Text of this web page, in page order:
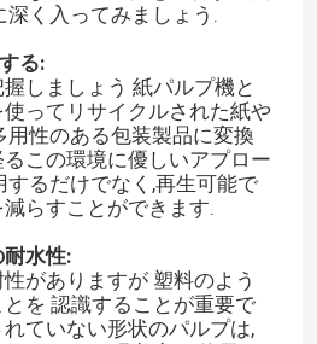
く入ってみましょう.
る:
しましょう 紙パルプ機と
ってリサイクルされた紙や
用性のある包装製品に変換
この環境に優しいアプロー
するだけでなく,再生可能で
らすことができます.
水性:
がありますが 塑料のよう
を 認識することが重要で
ていない形状のパルプは,